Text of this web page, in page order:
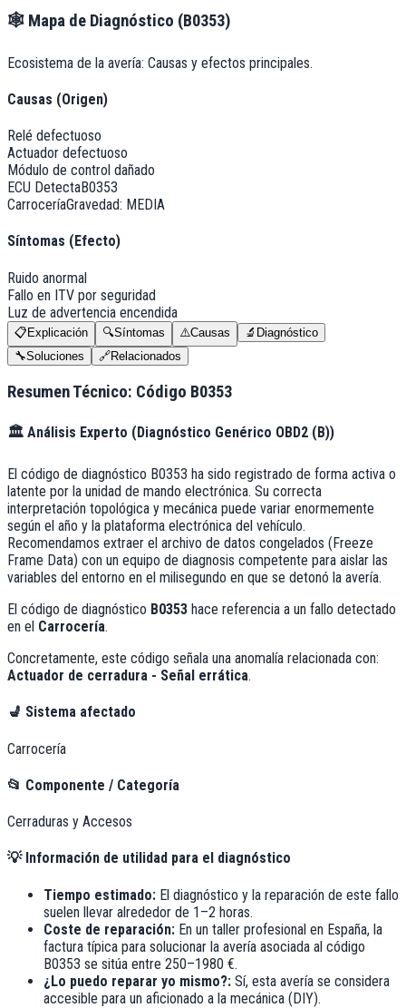
🕸️ Mapa de Diagnóstico (B0353)
Ecosistema de la avería: Causas y efectos principales.
Causas (Origen)
Relé defectuoso
Actuador defectuoso
Módulo de control dañado
ECU DetectaB0353
CarroceríaGravedad: MEDIA
Síntomas (Efecto)
Ruido anormal
Fallo en ITV por seguridad
Luz de advertencia encendida
📋 Explicación 🔍Síntomas ⚠️Causas 🔬 Diagnóstico
🔧Soluciones 🔗Relacionados
Resumen Técnico: Código B0353
🏛️ Análisis Experto (Diagnóstico Genérico OBD2 (B))
El código de diagnóstico B0353 ha sido registrado de forma activa o
latente por la unidad de mando electrónica. Su correcta
interpretación topológica y mecánica puede variar enormemente
según el año y la plataforma electrónica del vehículo.
Recomendamos extraer el archivo de datos congelados (Freeze
Frame Data) con un equipo de diagnosis competente para aislar las
variables del entorno en el milisegundo en que se detonó la avería.
El código de diagnóstico B0353 hace referencia a un fallo detectado
en el Carrocería.
Concretamente, este código señala una anomalía relacionada con:
Actuador de cerradura - Señal errática.
💺 Sistema afectado
Carrocería
📂 Componente / Categoría
Cerraduras y Accesos
💡Información de utilidad para el diagnóstico
Tiempo estimado: El diagnóstico y la reparación de este fallo
suelen llevar alrededor de 1–2 horas.
Coste de reparación: En un taller profesional en España, la
factura típica para solucionar la avería asociada al código
B0353 se sitúa entre 250–1980 €.
¿Lo puedo reparar yo mismo?: Sí, esta avería se considera
accesible para un aficionado a la mecánica (DIY).